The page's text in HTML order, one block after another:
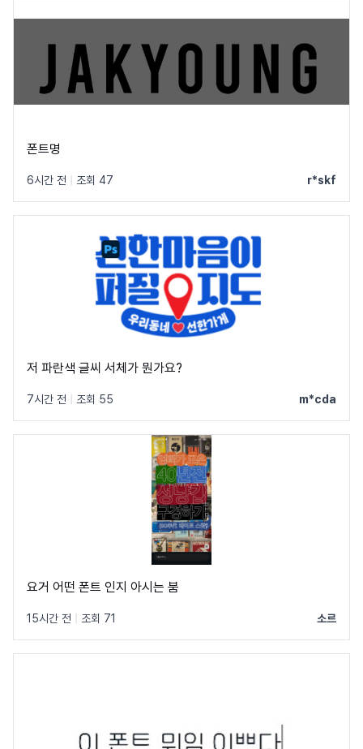
폰트명
6시간 전 조회 47 r*skf
저 파란색 글씨 서체가 뭔가요?
7시간 전 조회 55 m*cda
요거 어떤 폰트 인지 아시는 붐
15시간 전 조회 71 소르